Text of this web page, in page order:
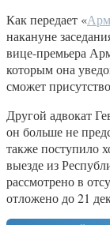
Как передает «
накануне
вице-премьера
которым она
сможет
Другой адвокат
он больше не
также поступило
выезде из
рассмотрено в
отложено до 21